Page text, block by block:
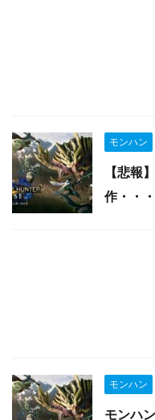
モンハン
【悲報
作・・・
モンハン
モンハ